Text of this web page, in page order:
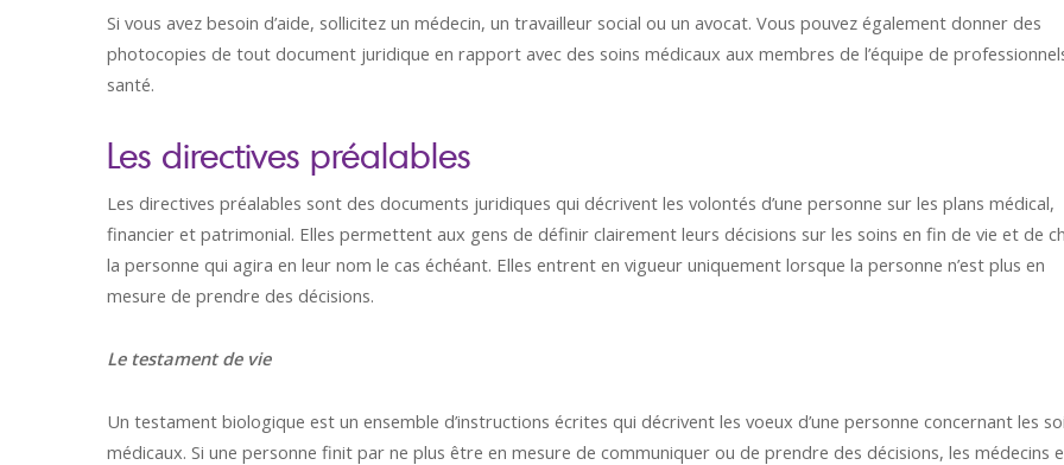
Si vous avez besoin d’aide, sollicitez un médecin, un travailleur social ou un avocat. Vous pouvez également donner des
photocopies de tout document juridique en rapport avec des soins médicaux aux membres de l’équipe de
santé.
Les directives préalables
Les directives préalables sont des documents juridiques qui décrivent les volontés d’une personne sur les plans médical,
financier et patrimonial. Elles permettent aux gens de définir clairement leurs décisions sur les soins en fin de vie et de
la personne qui agira en leur nom le cas échéant. Elles entrent en vigueur uniquement lorsque la personne n’est plus en
mesure de prendre des décisions.
Le testament de vie
Un testament biologique est un ensemble d’instructions écrites qui décrivent les voeux d’une personne concernant les
médicaux. Si une personne finit par ne plus être en mesure de communiquer ou de prendre des décisions, les médecins